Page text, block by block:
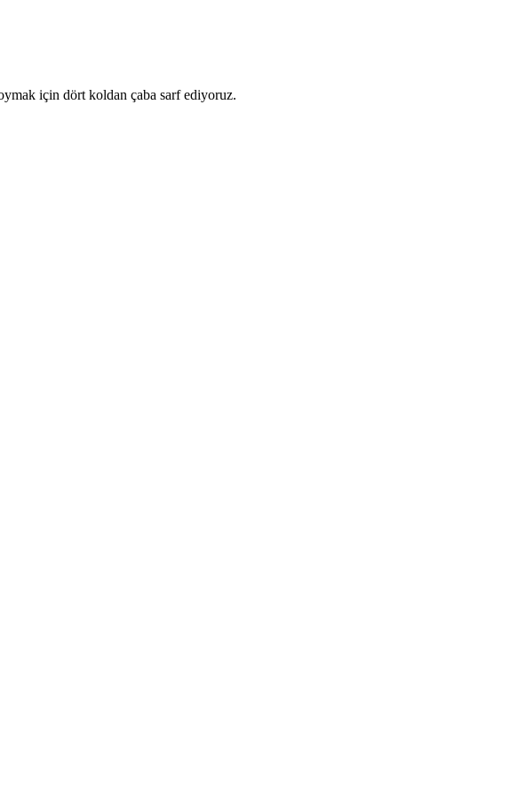
için dört koldan çaba sarf ediyoruz.